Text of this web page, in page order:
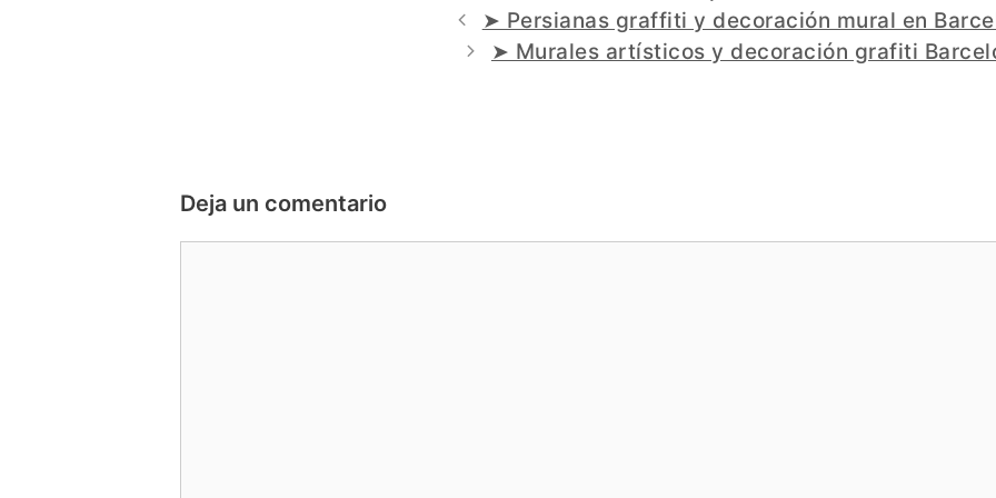
➤ Persianas graffiti y decoración mural en
➤ Murales artísticos y decoración grafiti
Deja un comentario